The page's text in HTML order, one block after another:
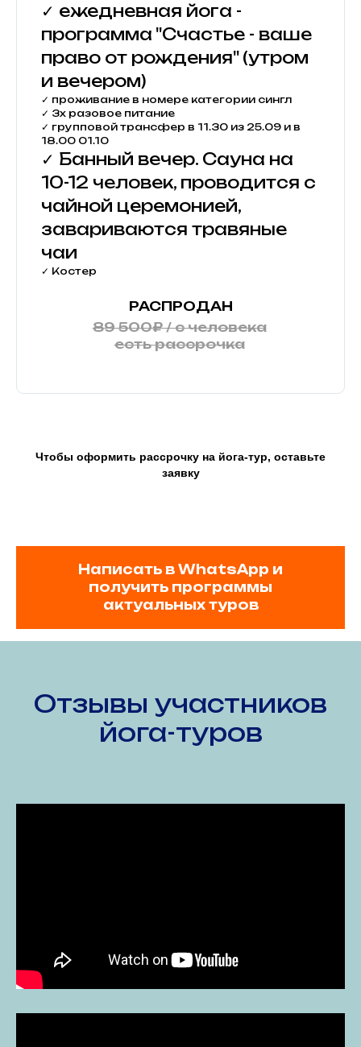
✓ ежедневная йога -
программа "Счастье - ваше
право от рождения" (утром
и вечером)
✓ проживание в номере категории сингл
✓ 3х разовое питание
✓ групповой трансфер в 11.30 из 25.09 и в
18.00 01.10
✓ Банный вечер. Сауна на
10-12 человек, проводится с
чайной церемонией,
завариваются травяные
чаи
✓ Костер
РАСПРОДАН
89 500₽ / с человека
есть рассрочка
Чтобы оформить рассрочку на йога-тур, оставьте
заявку
Написать в WhatsApp и
получить программы
актуальных туров
Отзывы участников
йога-туров